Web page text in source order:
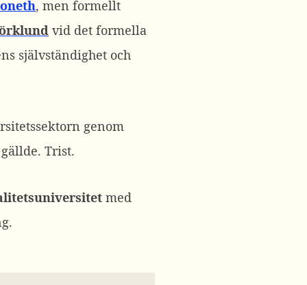
, men formellt
vid det formella
självständighet och
genom
Trist.
med